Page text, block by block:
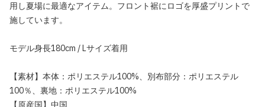
用し夏場に最適なアイテム。フロント裾にロゴを厚盛プリントで
施しています。
モデル身長180cm / Lサイズ着用
【素材】本体：ポリエステル100%、別布部分：ポリエステル
100％、裏地：ポリエステル100%
【原産国】中国